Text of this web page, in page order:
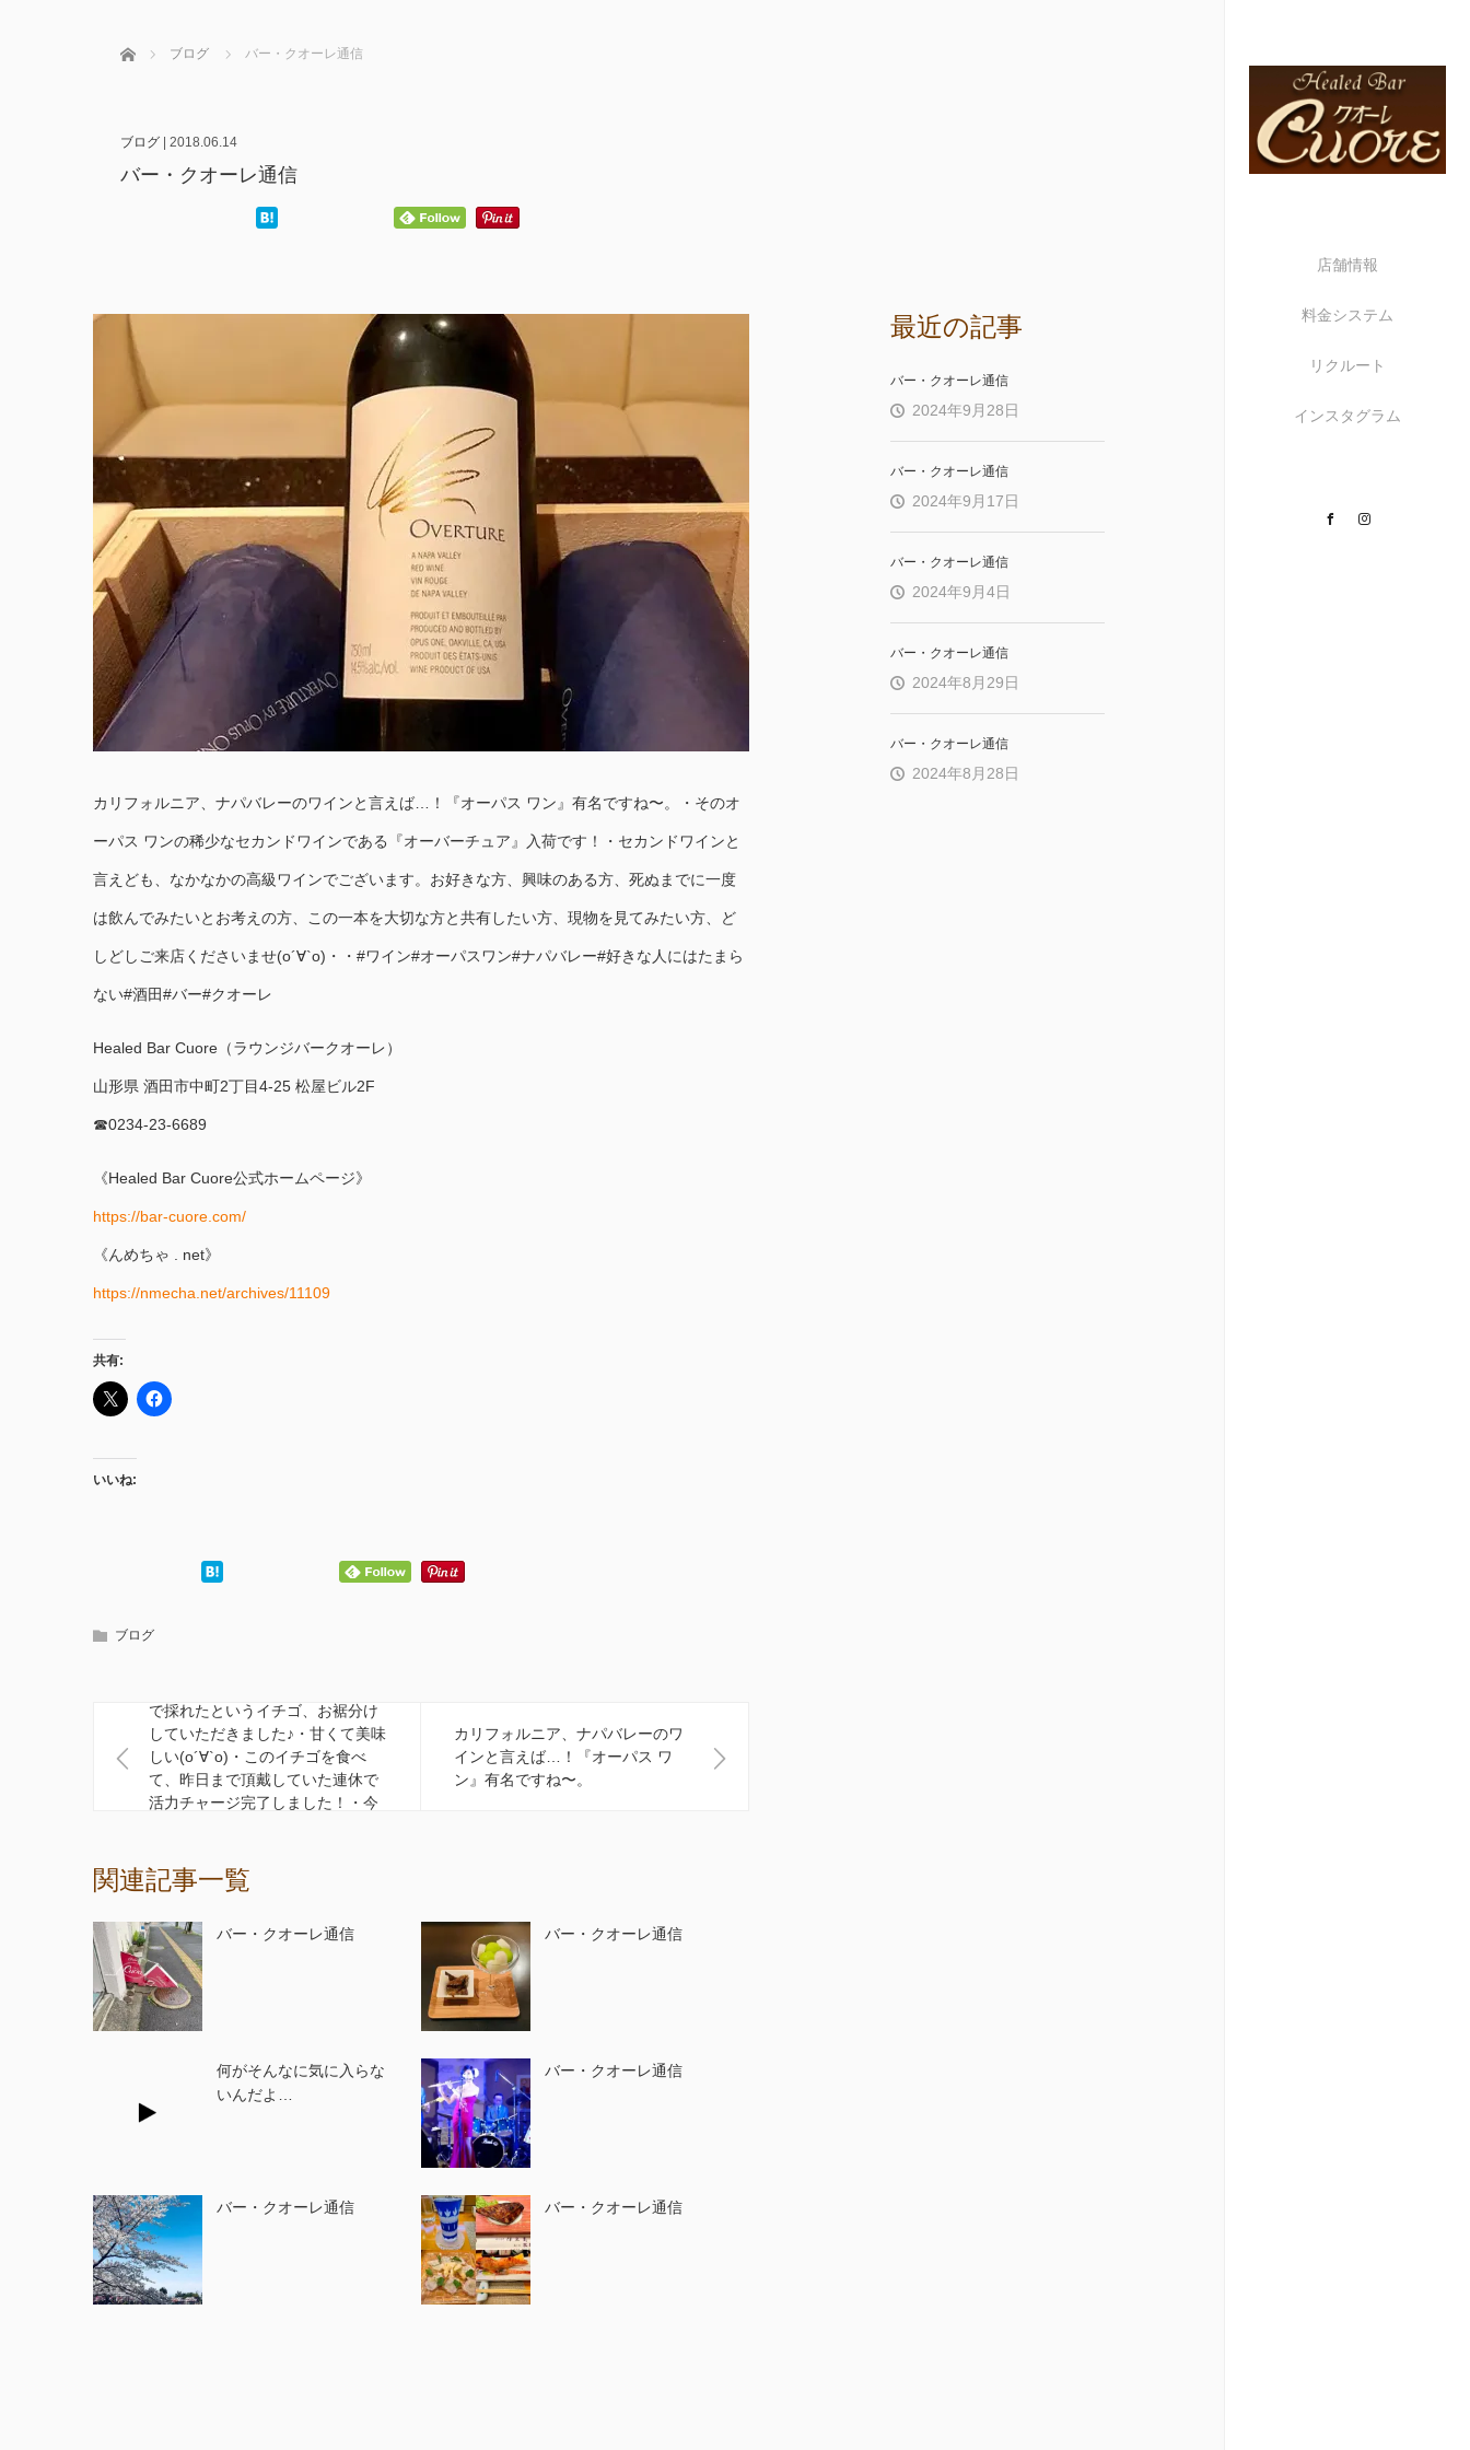
店舗情報
料金システム
リクルート
インスタグラム
Facebook
ホーム ブログ バー・クオーレ通信
ブログ| 2018.06.14
バー・クオーレ通信
カリフォルニア、ナパバレーのワインと言えば…！『オーパス ワン』有名ですね〜。・そのオ
ーパス ワンの稀少なセカンドワインである『オーバーチュア』入荷です！・セカンドワインと
言えども、なかなかの高級ワインでございます。お好きな方、興味のある方、死ぬまでに一度
は飲んでみたいとお考えの方、この一本を大切な方と共有したい方、現物を見てみたい方、ど
しどしご来店くださいませ(о´∀`о)・・#ワイン#オーパスワン#ナパバレー#好きな人にはたまら
ない#酒田#バー#クオーレ
Healed Bar Cuore（ラウンジバークオーレ）
山形県 酒田市中町2丁目4-25 松屋ビル2F
☎︎0234-23-6689
《Healed Bar Cuore公式ホームページ》
https://bar-cuore.com/
《んめちゃ . net》
https://nmecha.net/archives/11109
共有:
いいね:
ブログ
で採れたというイチゴ、お裾分け
していただきました♪・甘くて美味
しい(о´∀`о)・このイチゴを食べ
て、昨日まで頂戴していた連休で
活力チャージ完了しました！・今
カリフォルニア、ナパバレーのワ
インと言えば…！『オーパス ワ
ン』有名ですね〜。
関連記事一覧
バー・クオーレ通信 バー・クオーレ通信
何がそんなに気に入らな
いんだよ…
バー・クオーレ通信
バー・クオーレ通信 バー・クオーレ通信
最近の記事
バー・クオーレ通信
2024年9月28日
バー・クオーレ通信
2024年9月17日
バー・クオーレ通信
2024年9月4日
バー・クオーレ通信
2024年8月29日
バー・クオーレ通信
2024年8月28日